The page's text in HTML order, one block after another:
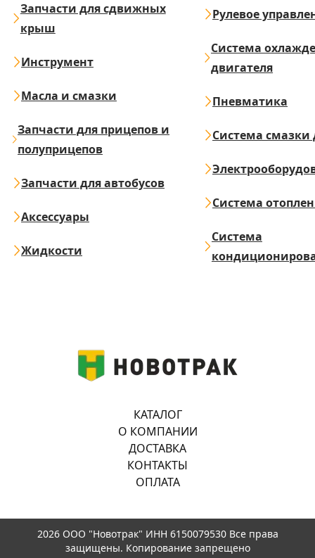
Запчасти для сдвижных
крыш
Инструмент
Масла и смазки
Запчасти для прицепов и
полуприцепов
Запчасти для автобусов
Аксессуары
Жидкости
Рулевое
Система
двигателя
Пневматика
Система смазки
Система
Система
КАТАЛОГ
О КОМПАНИИ
ДОСТАВКА
КОНТАКТЫ
ОПЛАТА
2026 ООО "Новотрак" ИНН 6150079530 Все права
защищены. Копирование запрещено